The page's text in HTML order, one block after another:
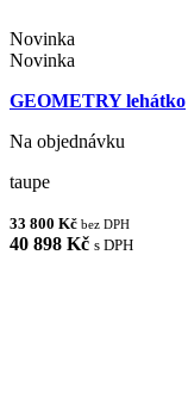
Novinka
Novinka
GEOMETRY lehátko
Na objednávku
taupe
33 800 Kč bez DPH
40 898 Kč s DPH